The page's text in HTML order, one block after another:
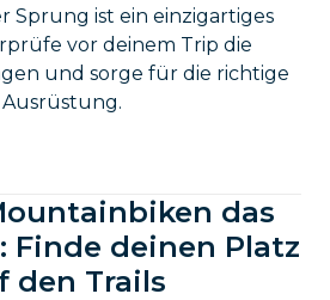
Sprung ist ein einzigartiges
vor deinem Trip die
und sorge für die richtige
Ausrüstung.
das
Finde deinen Platz
den Trails